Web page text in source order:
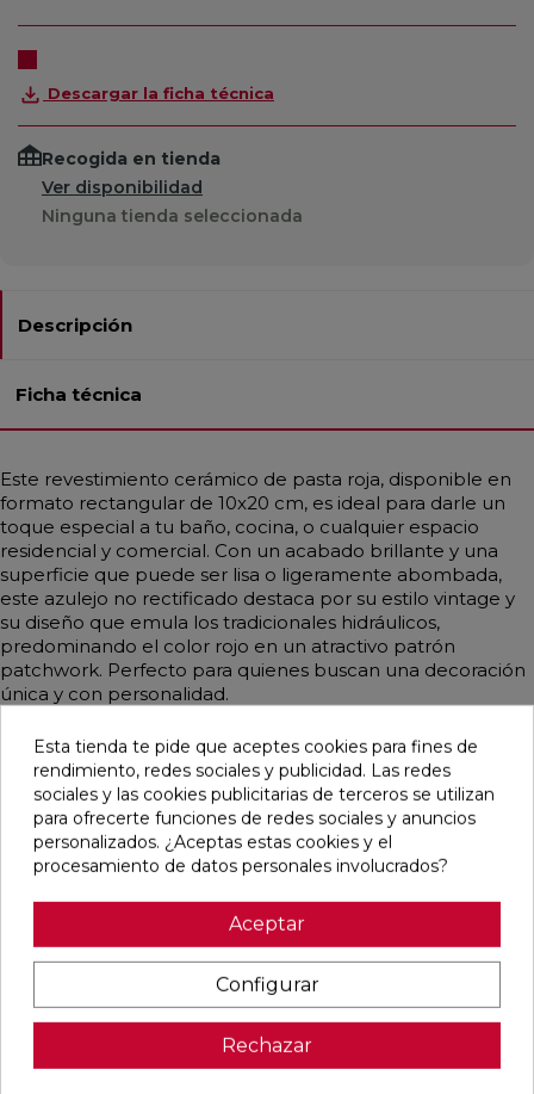
Descargar la ficha técnica
Recogida en tienda
Ver disponibilidad
Ninguna tienda seleccionada
Descripción
Ficha técnica
Este revestimiento cerámico de pasta roja, disponible en
formato rectangular de 10x20 cm, es ideal para darle un
toque especial a tu baño, cocina, o cualquier espacio
residencial y comercial. Con un acabado brillante y una
superficie que puede ser lisa o ligeramente abombada,
este azulejo no rectificado destaca por su estilo vintage y
su diseño que emula los tradicionales hidráulicos,
predominando el color rojo en un atractivo patrón
patchwork. Perfecto para quienes buscan una decoración
única y con personalidad.
Pensamos que te puede interesar
45X45
favorite
CONCEPT
MOON STRIP
F MATE
29,5X59,5
RECTIFICADO
favorite
CONCEPT
CREAM STRIP
C MATE
29,5X59,5
RECTIFICADO
favorite
NATURAL
MATE 31X98
Esta tienda te pide que aceptes cookies para fines de
rendimiento, redes sociales y publicidad. Las redes
sociales y las cookies publicitarias de terceros se utilizan
para ofrecerte funciones de redes sociales y anuncios
personalizados. ¿Aceptas estas cookies y el
procesamiento de datos personales involucrados?
Aceptar
Configurar
Rechazar